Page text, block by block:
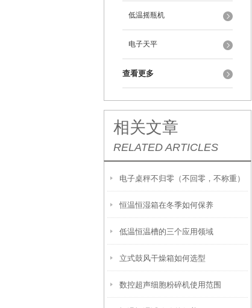
低温摇瓶机
电子天平
查看更多
相关文章
RELATED ARTICLES
电子桌秤不归零（不回零，不称重）
如何解决
恒温恒湿箱在冬季如何保养
低温恒温槽的三个应用领域
立式鼓风干燥箱如何选型
数控超声细胞粉碎机使用范围